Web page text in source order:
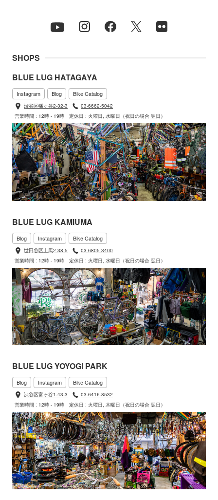
SHOPS
BLUE LUG HATAGAYA
Instagram Blog Bike Catalog
渋谷区幡ヶ谷2-32-3
03-6662-5042
営業時間 : 12時 - 19時
定休日 : 火曜日, 水曜日（祝日の場合 翌日）
BLUE LUG KAMIUMA
Blog Instagram Bike Catalog
世田谷区上馬2-38-5
03-6805-3400
営業時間 : 12時 - 19時
定休日 : 火曜日, 水曜日（祝日の場合 翌日）
BLUE LUG YOYOGI PARK
Blog Instagram Bike Catalog
渋谷区富ヶ谷1-43-3
03-6416-8532
営業時間 : 12時 - 19時
定休日 : 火曜日, 木曜日（祝日の場合 翌日）